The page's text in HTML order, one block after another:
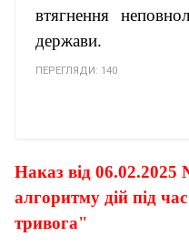
втягнення
держави.
ПЕРЕГЛЯДИ: 140
Наказ від
алгоритму дій під
тривога"